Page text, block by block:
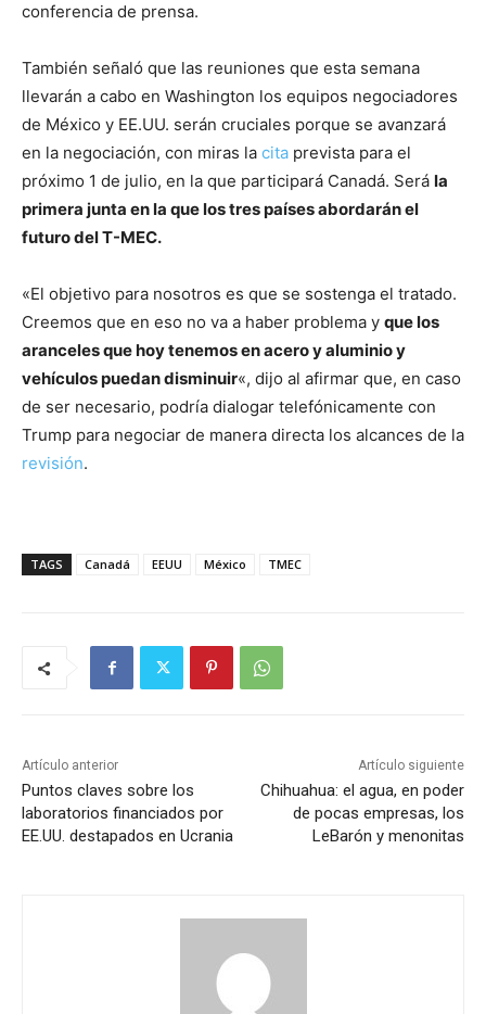
conferencia de prensa.
También señaló que las reuniones que esta semana
llevarán a cabo en Washington los equipos negociadores
de México y EE.UU. serán cruciales porque se avanzará
en la negociación, con miras la cita prevista para el
próximo 1 de julio, en la que participará Canadá. Será la
primera junta en la que los tres países abordarán el
futuro del T-MEC.
«El objetivo para nosotros es que se sostenga el tratado.
Creemos que en eso no va a haber problema y que los
aranceles que hoy tenemos en acero y aluminio y
vehículos puedan disminuir«, dijo al afirmar que, en caso
de ser necesario, podría dialogar telefónicamente con
Trump para negociar de manera directa los alcances de la
revisión.
TAGS Canadá EEUU México TMEC
Artículo anterior
Puntos claves sobre los
laboratorios financiados por
EE.UU. destapados en Ucrania
Artículo siguiente
Chihuahua: el agua, en poder
de pocas empresas, los
LeBarón y menonitas